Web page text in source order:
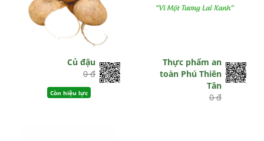
Củ đậu
0 đ
Còn hiệu lực
Thực phẩm an
toàn Phú Thiên
Tân
0 đ